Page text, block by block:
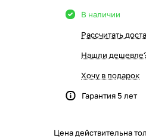
В наличии
Рассчитать
Нашли
Хочу в подарок
Гарантия 5 лет
Цена действительна